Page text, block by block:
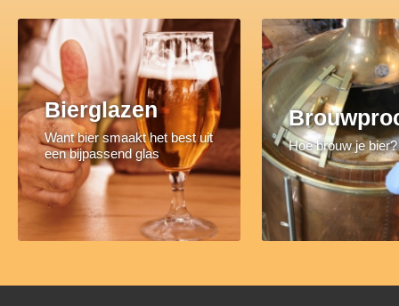
Bierglazen
Want bier smaakt het best uit
een bijpassend glas
Hoe brouw je bier?